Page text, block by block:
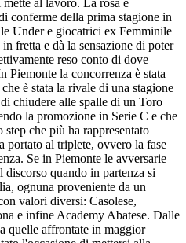
al lavoro. La rosa è
conferme della prima stagione in
Under e giocatrici ex Femminile
fretta e dà la sensazione di poter
reso conto di dove
Piemonte la concorrenza è stata
è stata la rivale di una stagione
chiudere alle spalle di un Toro
la promozione in Serie C e che
che più ha rappresentato
portato al triplete, ovvero la fase
Se in Piemonte le avversarie
discorso quando in partenza si
ognuna proveniente da un
valori diversi: Casolese,
e infine Academy Abatese. Dalle
quelle affrontate in maggior